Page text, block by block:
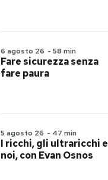
6 agosto 26 - 58 min
Fare sicurezza senza
fare paura
5 agosto 26 - 47 min
I ricchi, gli ultraricchi e
noi, con Evan Osnos